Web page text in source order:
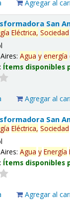
Agregar al
San
Eléctrica, Sociedad
Agua y energía
Ítems disponibles
Agregar al
San
Eléctrica, Sociedad
Agua y Energía
Ítems disponibles
Agregar al